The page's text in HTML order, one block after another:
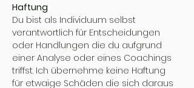
Haftung
Du bist als Individuum selbst
verantwortlich für Entscheidungen
oder Handlungen die du aufgrund
einer Analyse oder eines Coachings
triffst. Ich übernehme keine Haftung
für etwaige Schäden die sich daraus